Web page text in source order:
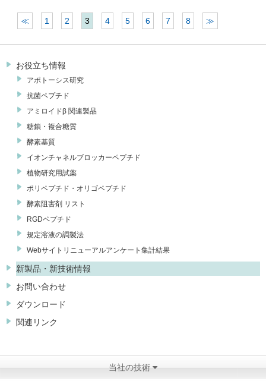
≪ 1 2 3 4 5 6 7 8 ≫
お役立ち情報
アポトーシス研究
抗菌ペプチド
アミロイドβ 関連製品
糖鎖・複合糖質
酵素基質
イオンチャネルブロッカーペプチド
植物研究用試薬
ポリペプチド・オリゴペプチド
酵素阻害剤 リスト
RGDペプチド
規定溶液の調製法
Webサイトリニューアルアンケート集計結果
新製品・新技術情報
お問い合わせ
ダウンロード
関連リンク
当社の技術